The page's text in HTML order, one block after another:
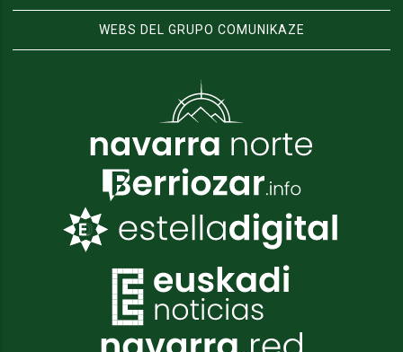
WEBS DEL GRUPO COMUNIKAZE